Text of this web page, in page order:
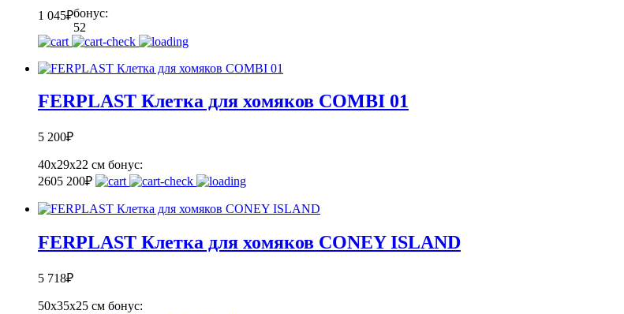
1 045₽бонус:
52
FERPLAST Клетка для хомяков COMBI 01
5 200₽
40х29х22 см бонус:
2605 200₽
FERPLAST Клетка для хомяков CONEY ISLAND
5 718₽
50х35х25 см бонус: